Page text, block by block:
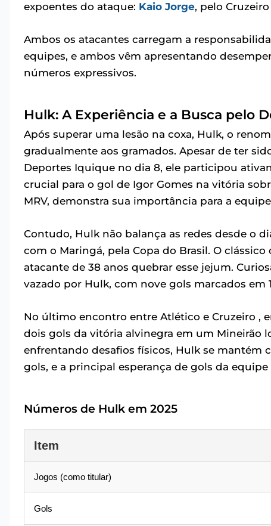
expoentes do ataque: Kaio Jorge, pelo
Ambos os atacantes carregam a
equipes, e ambos vêm apresentando
números expressivos.
Hulk: A Experiência e a Busca pelo
Após superar uma lesão na coxa, Hulk, o
gradualmente aos gramados. Apesar de ter
Deportes Iquique no dia 8, ele participou
crucial para o gol de Igor Gomes na vitória
MRV, demonstra sua importância para a
Contudo, Hulk não balança as redes desde o
com o Maringá, pela Copa do Brasil. O
atacante de 38 anos quebrar esse jejum.
vazado por Hulk, com nove gols marcados em
No último encontro entre Atlético e Cruzeiro ,
dois gols da vitória alvinegra em um Mineirão
enfrentando desafios físicos, Hulk se mantém
gols, e a principal esperança de gols da equipe
Números de Hulk em 2025
Item
Jogos (como titular)
Gols